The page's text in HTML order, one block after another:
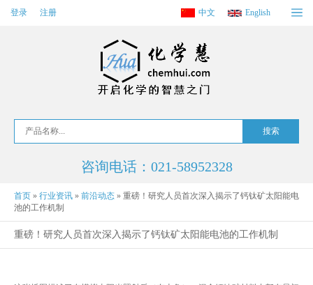
登录 注册 中文 English
咨询电话：021-58952328
首页 » 行业资讯 » 前沿动态 » 重磅！研究人员首次深入揭示了钙钛矿太阳能电
池的工作机制
重磅！研究人员首次深入揭示了钙钛矿太阳能电池的工作机制